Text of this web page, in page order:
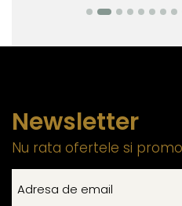
Newsletter
Nu rata ofertele si